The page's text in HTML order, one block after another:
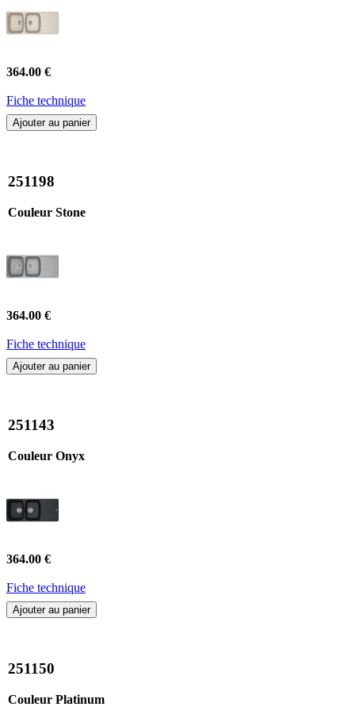
364.00 €
Fiche technique
Ajouter au panier
251198
Couleur Stone
364.00 €
Fiche technique
Ajouter au panier
251143
Couleur Onyx
364.00 €
Fiche technique
Ajouter au panier
251150
Couleur Platinum